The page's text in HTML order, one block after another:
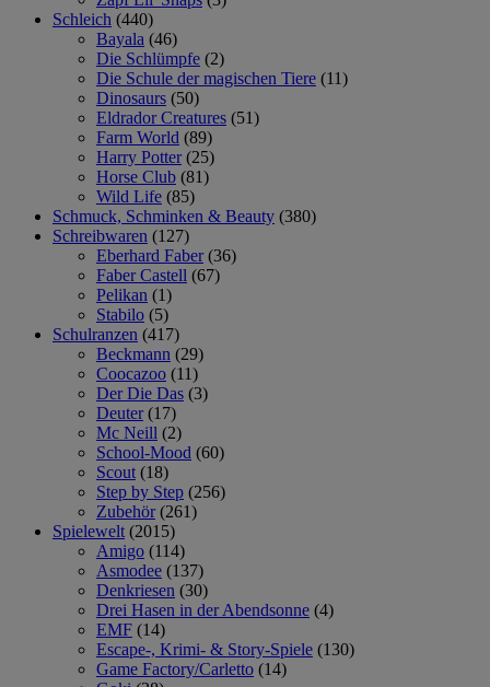
Schleich (440)
Bayala (46)
Die Schlümpfe (2)
Die Schule der magischen Tiere (11)
Dinosaurs (50)
Eldrador Creatures (51)
Farm World (89)
Harry Potter (25)
Horse Club (81)
Wild Life (85)
Schmuck, Schminken & Beauty (380)
Schreibwaren (127)
Eberhard Faber (36)
Faber Castell (67)
Pelikan (1)
Stabilo (5)
Schulranzen (417)
Beckmann (29)
Coocazoo (11)
Der Die Das (3)
Deuter (17)
Mc Neill (2)
School-Mood (60)
Scout (18)
Step by Step (256)
Zubehör (261)
Spielewelt (2015)
Amigo (114)
Asmodee (137)
Denkriesen (30)
Drei Hasen in der Abendsonne (4)
EMF (14)
Escape-, Krimi- & Story-Spiele (130)
Game Factory/Carletto (14)